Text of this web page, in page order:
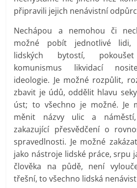
připravili jejich nenávistní
Nechápou a nemohou či
možné pobít jednotlivé lidi,
lidských bytostí,
komunismus likvidací
ideologie. Je možné rozpůlit,
zbavit je údů, oddělit hlavu
úst; to všechno je možné. Je
měnit názvy ulic a
zakazující přesvědčení o
spravedlnosti. Je možné
jako nástroje lidské práce, srpu
člověka na půdě, není
třešní, to všechno lidská